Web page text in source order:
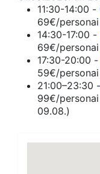
11:30-14:00 -
69€/
14:30-17:00 -
69€/
17:30-20:00 -
59€/
21:00–23:30 -
99€/
09.08.)